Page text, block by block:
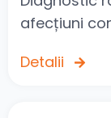
afecțiuni
Detalii